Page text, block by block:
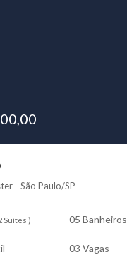
- São Paulo/SP
Suítes ) 05 Banheiros
03 Vagas